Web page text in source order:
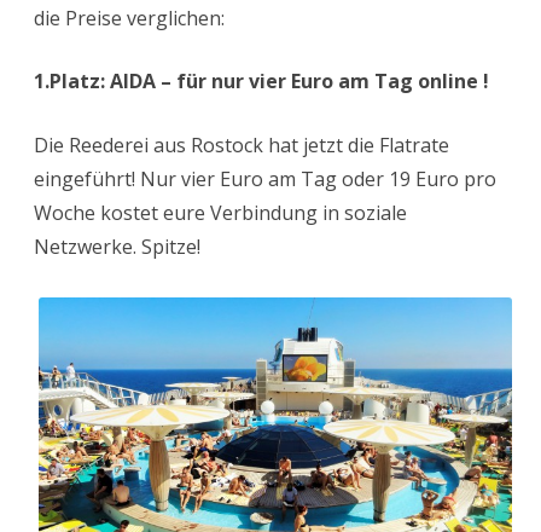
die Preise verglichen:
1.Platz: AIDA – für nur vier Euro am Tag online !
Die Reederei aus Rostock hat jetzt die Flatrate
eingeführt! Nur vier Euro am Tag oder 19 Euro pro
Woche kostet eure Verbindung in soziale
Netzwerke. Spitze!